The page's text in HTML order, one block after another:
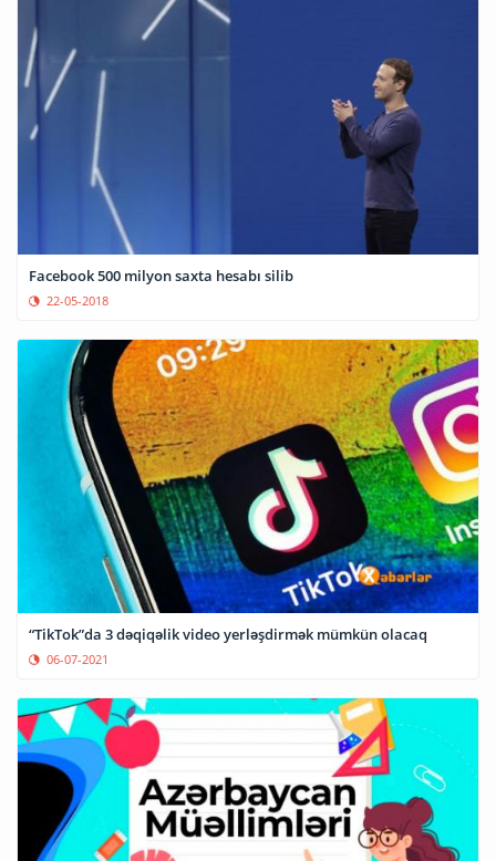
Facebook 500 milyon saxta hesabı silib
22-05-2018
“TikTok”da 3 dəqiqəlik video yerləşdirmək mümkün olacaq
06-07-2021